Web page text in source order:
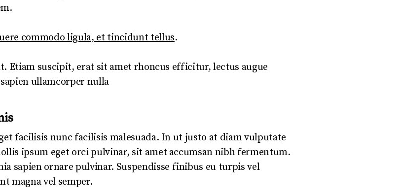
commodo ligula, et tincidunt tellus.
Etiam suscipit, erat sit amet rhoncus efficitur, lectus augue
ullamcorper nulla
facilisis nunc facilisis malesuada. In ut justo at diam vulputate
ipsum eget orci pulvinar, sit amet accumsan nibh fermentum.
sapien ornare pulvinar. Suspendisse finibus eu turpis vel
magna vel semper.